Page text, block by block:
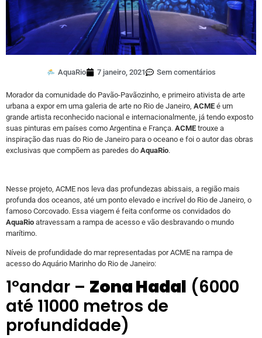
AquaRio 7 janeiro, 2021 Sem comentários
Morador da comunidade do Pavão-Pavãozinho, e primeiro ativista de arte
urbana a expor em uma galeria de arte no Rio de Janeiro, ACME é um
grande artista reconhecido nacional e internacionalmente, já tendo exposto
suas pinturas em países como Argentina e França. ACME trouxe a
inspiração das ruas do Rio de Janeiro para o oceano e foi o autor das obras
exclusivas que compõem as paredes do AquaRio.
Nesse projeto, ACME nos leva das profundezas abissais, a região mais
profunda dos oceanos, até um ponto elevado e incrível do Rio de Janeiro, o
famoso Corcovado. Essa viagem é feita conforme os convidados do
AquaRio atravessam a rampa de acesso e vão desbravando o mundo
marítimo.
Níveis de profundidade do mar representadas por ACME na rampa de
acesso do Aquário Marinho do Rio de Janeiro:
1ºandar – Zona Hadal (6000
até 11000 metros de
profundidade)